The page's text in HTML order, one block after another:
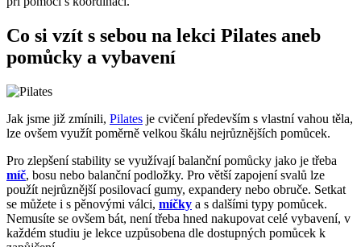
Co si vzít s sebou na lekci Pilates aneb
pomůcky a vybavení
Jak jsme již zmínili, Pilates je cvičení především s vlastní vahou těla,
lze ovšem využít poměrně velkou škálu nejrůznějších pomůcek.
Pro zlepšení stability se využívají balanční pomůcky jako je třeba
míč, bosu nebo balanční podložky. Pro větší zapojení svalů lze
použít nejrůznější posilovací gumy, expandery nebo obruče. Setkat
se můžete i s pěnovými válci, míčky a s dalšími typy pomůcek.
Nemusíte se ovšem bát, není třeba hned nakupovat celé vybavení, v
každém studiu je lekce uzpůsobena dle dostupných pomůcek k